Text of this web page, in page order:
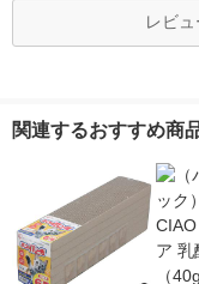
レビ
関連するおすすめ商